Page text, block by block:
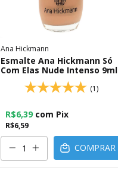
Ana Hickmann
Esmalte Ana Hickmann Só
Com Elas Nude Intenso 9ml
(1)
R$6,59
R$6,39 com Pix
COMPRAR